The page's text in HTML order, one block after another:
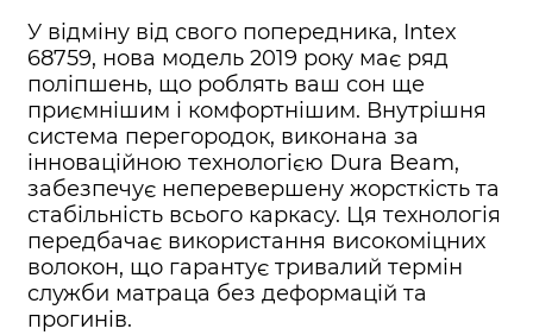
У відміну від свого попередника, Intex
68759, нова модель 2019 року має ряд
поліпшень, що роблять ваш сон ще
приємнішим і комфортнішим. Внутрішня
система перегородок, виконана за
інноваційною технологією Dura Beam,
забезпечує неперевершену жорсткість та
стабільність всього каркасу. Ця технологія
передбачає використання високоміцних
волокон, що гарантує тривалий термін
служби матраца без деформацій та
прогинів.